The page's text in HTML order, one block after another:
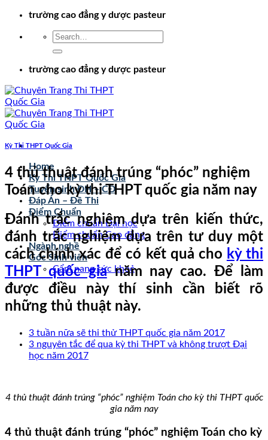
Chuyểntrường cao đẳng y dược pasteur
trường cao đẳng y dược pasteur
Home
Kỳ Thi THPT Quốc Gia
Tuyển sinh ĐH – CĐ
Đáp Án – Đề Thi
Điểm Chuẩn
Điểm chuẩn Đại học
Điểm chuẩn Cao đẳng
Ngành nghề
Góc Sinh viên
Cẩm nang sức khoẻ
Kỳ Thi THPT Quốc Gia
4 thủ thuật đánh trúng “phóc” nghiệm
Toán cho kỳ thi THPT quốc gia năm nay
Đánh trắc nghiệm dựa trên kiến thức,
đánh trắc nghiệm dựa trên tư duy một
cách chính xác để có kết quả cho kỳ thi
THPT quốc gianăm nay cao. Để làm
được điều này thí sinh cần biết rõ
những thủ thuật này.
3 tuần nữa sẽ thi thử THPT quốc gia năm 2017
3 nguyên tắc để qua kỳ thi THPT và không trượt Đại
học năm 2017
4 thủ thuật đánh trúng “phóc” nghiệm Toán cho kỳ thi THPT quốc
gia năm nay
4 thủ thuật đánh trúng “phóc” nghiệm Toán cho kỳ